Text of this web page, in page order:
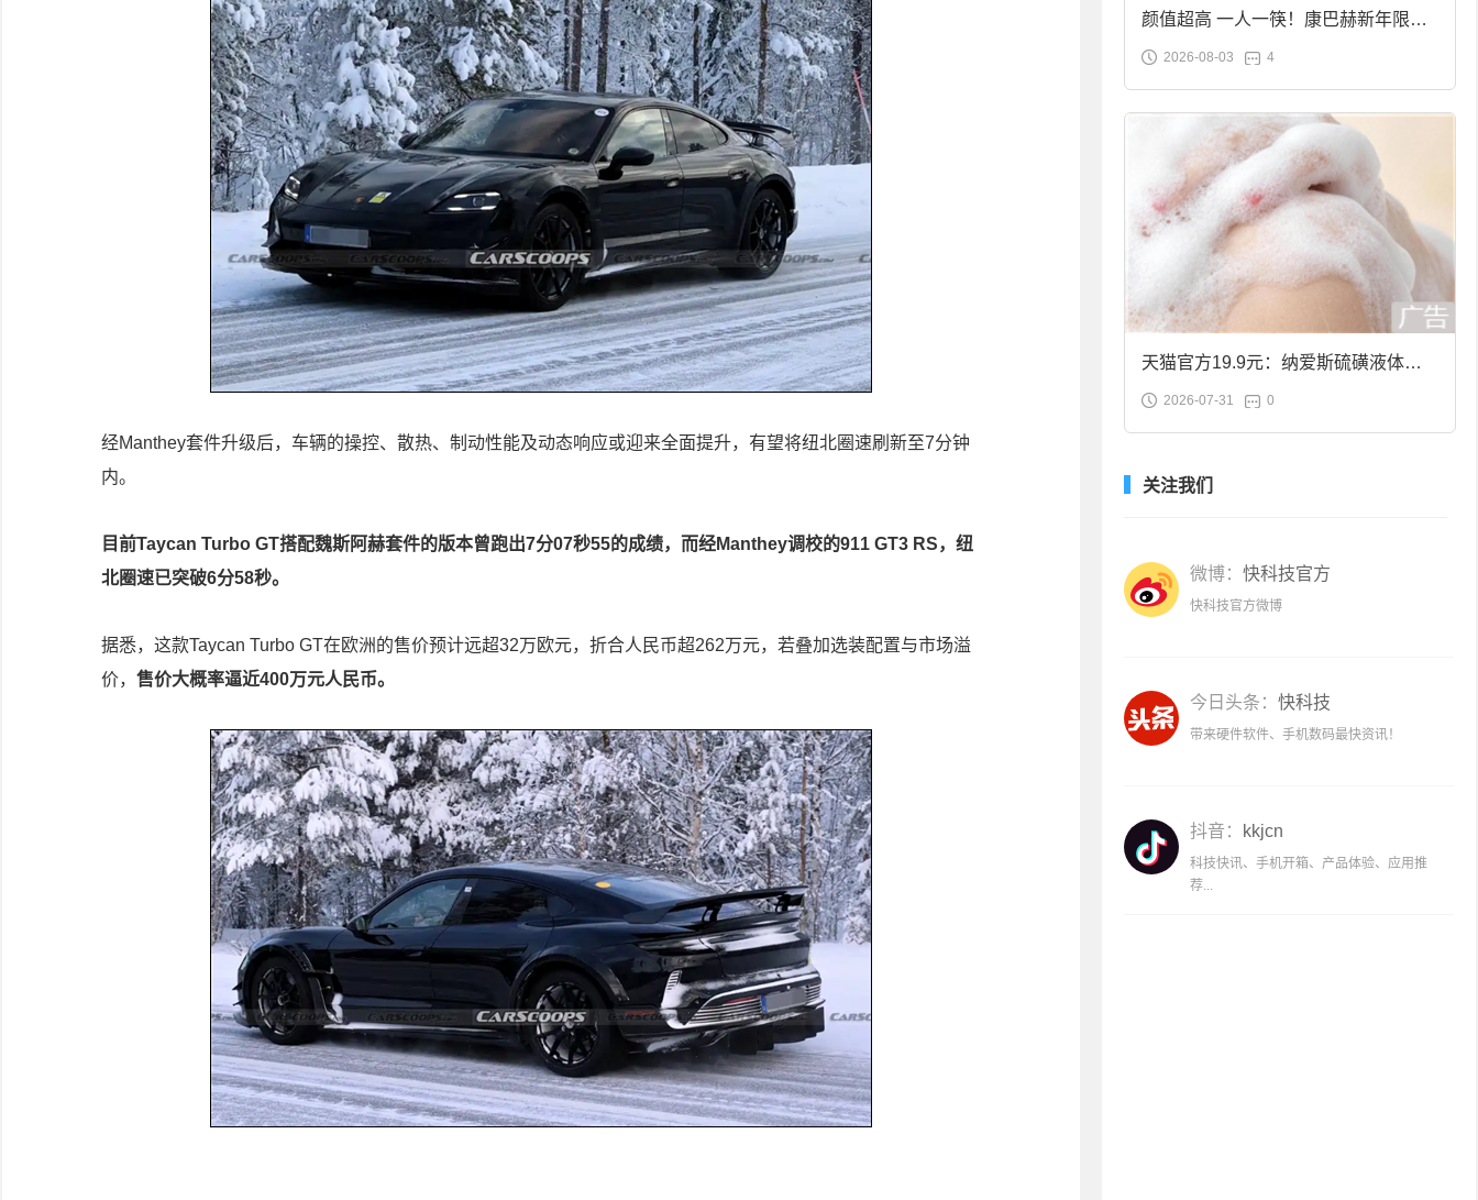
经Manthey套件升级后，车辆的操控、散热、制动性能及动态响应或迎来全面提升，有望将纽北圈速刷新至7分钟
内。
目前Taycan Turbo GT搭配魏斯阿赫套件的版本曾跑出7分07秒55的成绩，而经Manthey调校的911 GT3 RS，纽
北圈速已突破6分58秒。
据悉，这款Taycan Turbo GT在欧洲的售价预计远超32万欧元，折合人民币超262万元，若叠加选装配置与市场溢
价， 售价大概率逼近400万元人民币。
颜值超高 一人一筷！康巴赫新年限定
合金筷子大促：19.9元
2026-08-03 4
天猫官方19.9元：纳爱斯硫磺液体香
皂2斤大促
2026-07-31 0
关注我们
微博： 快科技官方
快科技官方微博
今日头条： 快科技
带来硬件软件、手机数码最快资讯！
抖音： kkjcn
科技快讯、手机开箱、产品体验、应用推
荐...